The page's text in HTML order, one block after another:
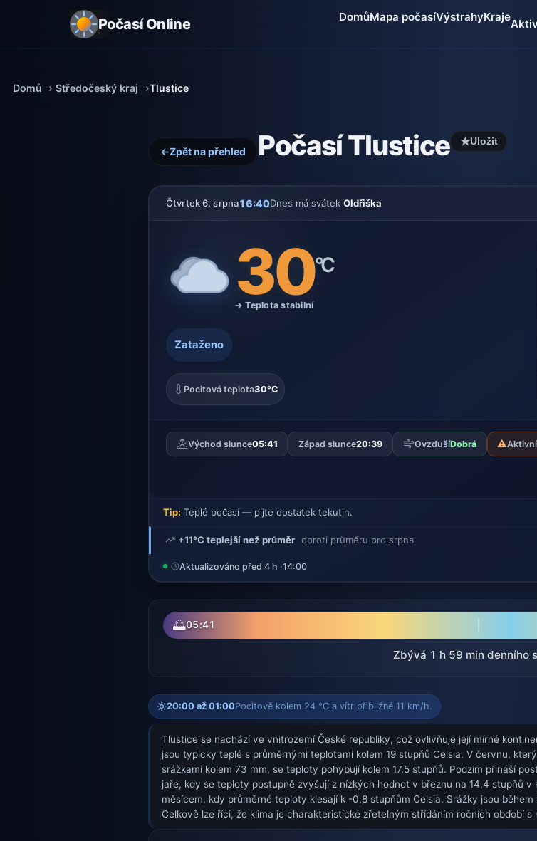
Počasí Online DomůMapa počasíVýstrahyKraje
Domů Středočeský kraj Tlustice
←Zpět na přehled Počasí Tlustice ★Uložit
Čtvrtek 6. srpna16:40Dnes má svátekOldřiška
30°C
→ Teplota stabilní
Zataženo
Pocitová teplota30°C
Východ slunce05:41 Západ slunce20:39 OvzdušíDobrá ⚠️
Tip: Teplé počasí — pijte dostatek tekutin.
+11°C teplejší než průměr oproti průměru pro srpna
Aktualizováno před 4 h ·14:00
🌅05:41
Zbývá 1 h 59 min denního
20:00 až 01:00Pocitově kolem 24 °C a vítr přibližně 11 km/h.
Tlustice se nachází ve vnitrozemí České republiky, což ovlivňuje její mírné
jsou typicky teplé s průměrnými teplotami kolem 19 stupňů Celsia. V červnu,
srážkami kolem 73 mm, se teploty pohybují kolem 17,5 stupňů. Podzim přináší
jaře, kdy se teploty postupně zvyšují z nízkých hodnot v březnu na 14,4 stupňů
měsícem, kdy průměrné teploty klesají k -0,8 stupňům Celsia. Srážky jsou
Celkově lze říci, že klima je charakteristické zřetelným střídáním ročních období s